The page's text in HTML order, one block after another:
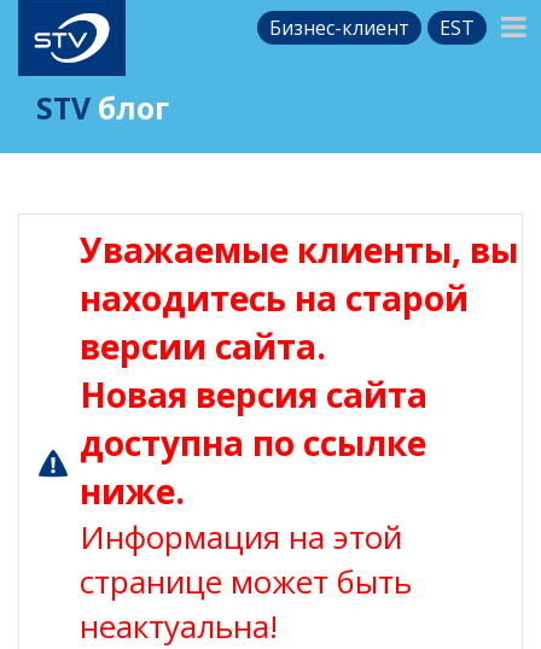
Бизнес-клиент EST
STV блог
Уважаемые клиенты, вы
находитесь на старой
версии сайта.
Новая версия сайта
доступна по ссылке
ниже.
Информация на этой
странице может быть
неактуальна!